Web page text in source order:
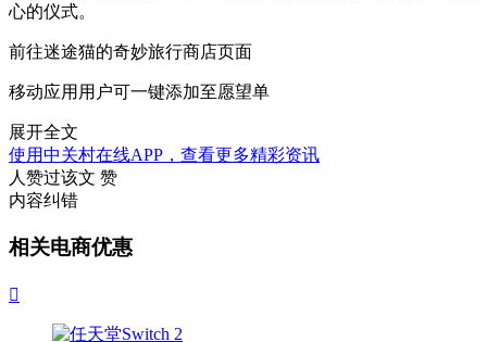
心的仪式。
前往迷途猫的奇妙旅行商店页面
移动应用用户可一键添加至愿望单
展开全文
使用中关村在线APP，查看更多精彩资讯
人赞过该文 赞
内容纠错
相关电商优惠
